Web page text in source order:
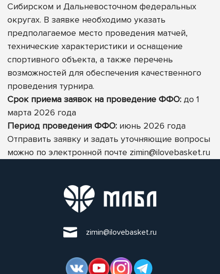
Сибирском и Дальневосточном федеральных
округах. В заявке необходимо указать
предполагаемое место проведения матчей,
технические характеристики и оснащение
спортивного объекта, а также перечень
возможностей для обеспечения качественного
проведения турнира.
Срок приема заявок на проведение ФФО: до 1
марта 2026 года
Период проведения ФФО: июнь 2026 года
Отправить заявку и задать уточняющие вопросы
можно по электронной почте zimin@ilovebasket.ru
zimin@ilovebasket.ru